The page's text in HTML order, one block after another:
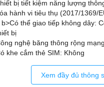
bị tiết kiệm năng lượng
hành vi tiêu thụ (2017/1369/
b>Có thể giao tiếp không dây:
bị
nghệ băng thông rộng
khe cắm thẻ SIM: Không
Loại giao diện điều khiển : LAN
Tùy chọn nâng cấp từ xa : Không
Xem đầy đủ thông